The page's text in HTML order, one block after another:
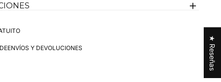
ENVÍOS Y DEVOLUCIONES ★ Reseñas